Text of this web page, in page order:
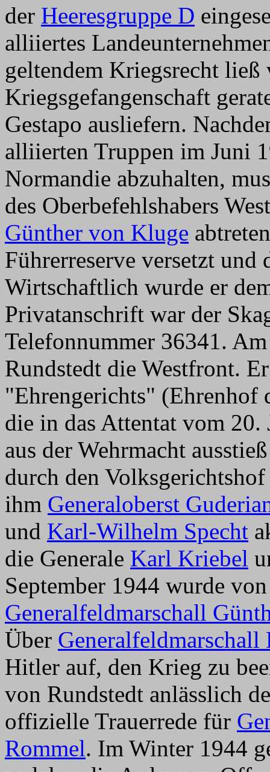
der Heeresgruppe D
alliiertes
geltendem Kriegsrecht
Kriegsgefangenschaft
Gestapo ausliefern.
alliierten Truppen im Juni
Normandie abzuhalten,
des Oberbefehlshabers
Günther von Kluge
Führerreserve versetzt und
Wirtschaftlich wurde er
Privatanschrift war der
Telefonnummer 36341.
Rundstedt die Westfront.
"Ehrengerichts" (Ehrenhof
die in das Attentat vom
aus der Wehrmacht
durch den
ihm Generaloberst
und Karl-Wilhelm Specht
die Generale Karl Kriebel
September 1944 wurde
Generalfeldmarschall
Über Generalfeldmarschall
Hitler auf, den Krieg zu
von Rundstedt anlässlich
offizielle Trauerrede für
Rommel. Im Winter 1944